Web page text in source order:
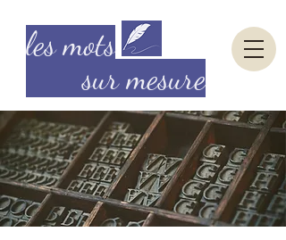
les mots
sur mesure